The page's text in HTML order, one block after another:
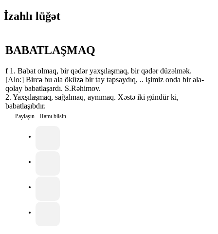
İzahlı lüğət
BABATLAŞMAQ
f 1. Babat olmaq, bir qədər yaxşılaşmaq, bir qədər düzəlmək.
[Alo:] Bircə bu ala öküzə bir tay tapsaydıq, .. işimiz onda bir ala-
qolay babatlaşardı. S.Rəhimov.
2. Yaxşılaşmaq, sağalmaq, aynımaq. Xəstə iki gündür ki,
babatlaşıbdır.
Paylaşın - Hamı bilsin